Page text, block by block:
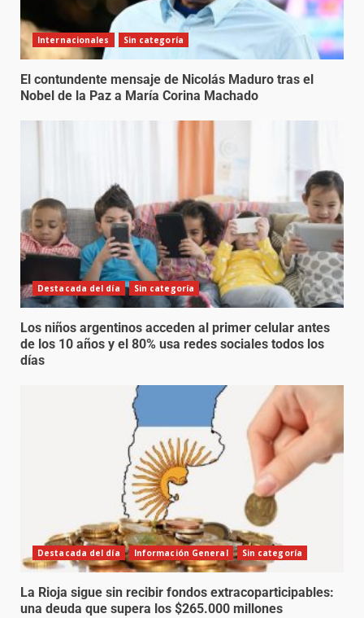
Internacionales Sin categoría
El contundente mensaje de Nicolás Maduro tras el
Nobel de la Paz a María Corina Machado
Destacada del día Sin categoría
Los niños argentinos acceden al primer celular antes
de los 10 años y el 80% usa redes sociales todos los
días
Destacada del día Información General Sin categoría
La Rioja sigue sin recibir fondos extracoparticipables:
una deuda que supera los $265.000 millones